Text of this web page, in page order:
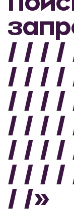
/ / / /
/ / / /
/ / / /
/ / / /
/ / / /
/ / / /
/ /»